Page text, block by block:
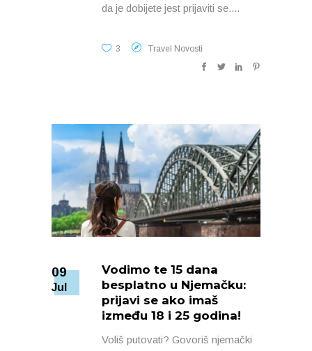
da je dobijete jest prijaviti se.
3 Travel Novosti
09
Jul
Vodimo te 15 dana
besplatno u Njemačku:
prijavi se ako imaš
između 18 i 25 godina!
Voliš putovati? Govoriš njemački